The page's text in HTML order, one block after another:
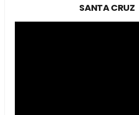
SANTA CRUZ